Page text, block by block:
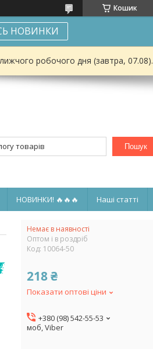
Кошик
НОВИНКИ
робочого дня (завтра, 07.08).
Пошук
НОВИНКИ! 🔥🔥🔥 Наші статті
Немає в наявності
Оптом і в роздріб
Код: 10064-50
218 ₴
Показати оптові ціни
+380 (98) 542-55-53
моб, Viber